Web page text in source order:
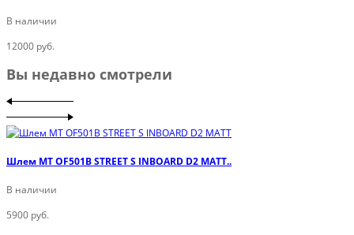
В наличии
12000 руб.
Вы недавно смотрели
Шлем MT OF501B STREET S INBOARD D2 MATT..
В наличии
5900 руб.